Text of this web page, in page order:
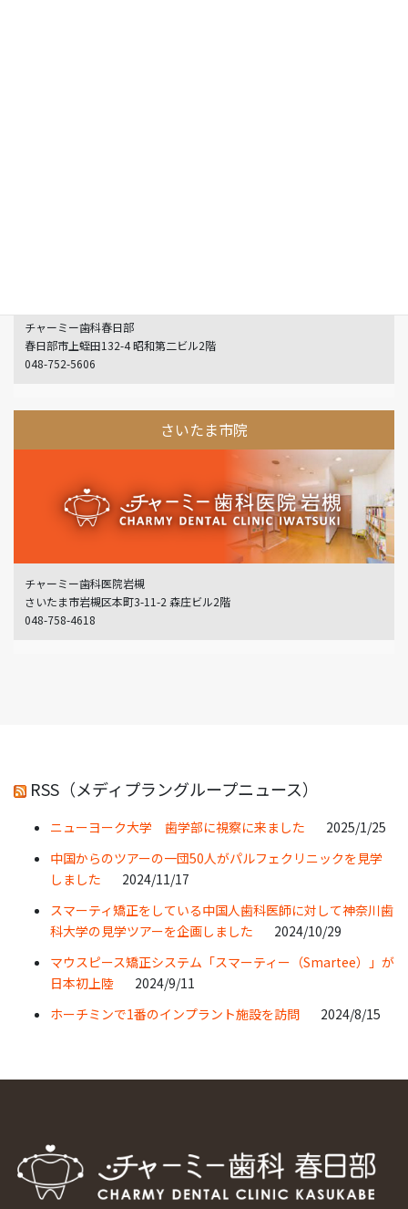
チャーミー歯科春日部
春日部市上蛭田132-4 昭和第二ビル2階
048-752-5606
さいたま市院
チャーミー歯科医院岩槻
さいたま市岩槻区本町3-11-2 森庄ビル2階
048-758-4618
RSS（メディプラングループニュース）
ニューヨーク大学 歯学部に視察に来ました
2025/1/25
中国からのツアーの一団50人がパルフェクリニックを見学
しました
2024/11/17
スマーティ矯正をしている中国人歯科医師に対して神奈川歯
科大学の見学ツアーを企画しました
2024/10/29
マウスピース矯正システム「スマーティー（Smartee）」が
日本初上陸
2024/9/11
ホーチミンで1番のインプラント施設を訪問
2024/8/15